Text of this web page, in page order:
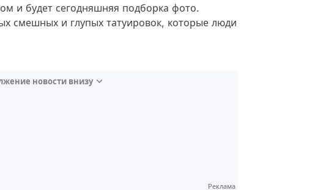
и будет сегодняшняя подборка фото.
смешных и глупых татуировок, которые люди
новости внизу
Реклама